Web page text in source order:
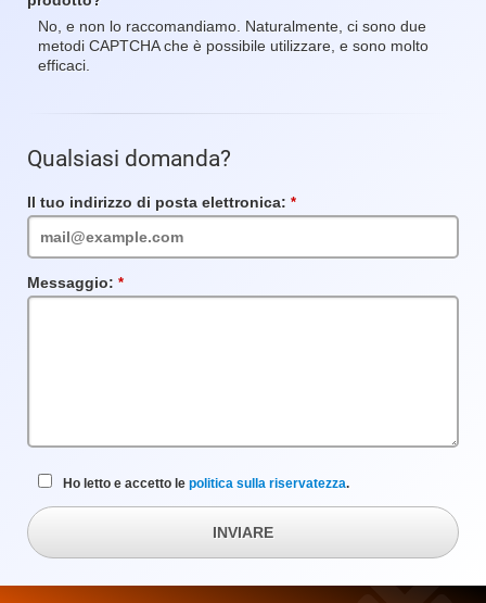
No, e non lo raccomandiamo. Naturalmente, ci sono due
metodi CAPTCHA che è possibile utilizzare, e sono molto
efficaci.
Qualsiasi domanda?
Il tuo indirizzo di posta elettronica:
obbligatorio
Messaggio:
obbligatorio
Ho letto e accetto le politica sulla riservatezza.
INVIARE